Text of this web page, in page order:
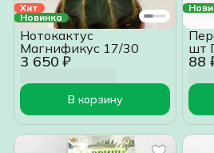
Хит
Новинка
3 650 ₽
Нотокактус
Магнификус 17/30
В корзину
88
шт